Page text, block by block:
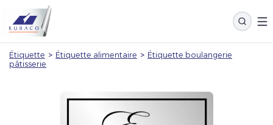
Étiquette > Étiquette alimentaire > Étiquette boulangerie
pâtisserie